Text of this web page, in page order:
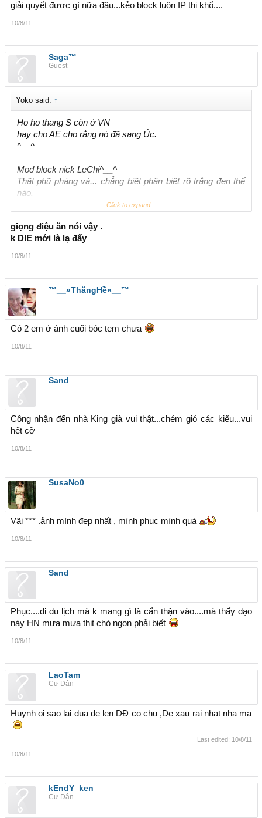
giải quyết được gì nữa đâu...kẻo block luôn IP thi khổ....
10/8/11
Saga™
Guest
Yoko said: ↑
Ho ho thang S còn ở VN
hay cho AE cho rằng nó đã sang Úc.
^__^
Mod block nick LeChi^__^
Thật phũ phàng và... chẳng biêt phân biệt rõ trắng đen thế
nào.
Buồn vì 1 nhiệt huyết với THN
Click to expand...
giọng điệu ăn nói vậy .
k DIE mới là lạ đấy
10/8/11
™__»ThăngHề«__™
Có 2 em ở ảnh cuối bóc tem chưa
10/8/11
Sand
Công nhận đến nhà King già vui thật...chém gió các kiểu...vui
hết cỡ
10/8/11
SusaNo0
Vãi *** .ảnh mình đẹp nhất , mình phục mình quá
10/8/11
Sand
Phục....đi du lịch mà k mang gì là cẩn thận vào....mà thấy dạo
này HN mưa mưa thịt chó ngon phải biết
10/8/11
LaoTam
Cư Dân
Huynh oi sao lai dua de len DĐ co chu ,De xau rai nhat nha ma
Last edited: 10/8/11
10/8/11
kEndY_ken
Cư Dân